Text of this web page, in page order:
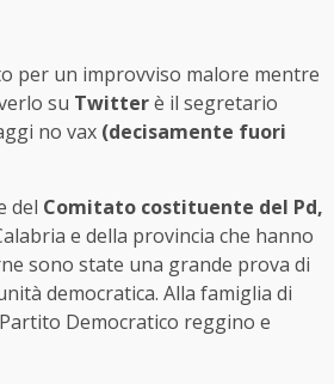
per un improvviso malore mentre
su Twitterè il segretario
no vax (decisamente fuori
del Comitato costituente del Pd,
e della provincia che hanno
sono state una grande prova di
democratica. Alla famiglia di
Democratico reggino e